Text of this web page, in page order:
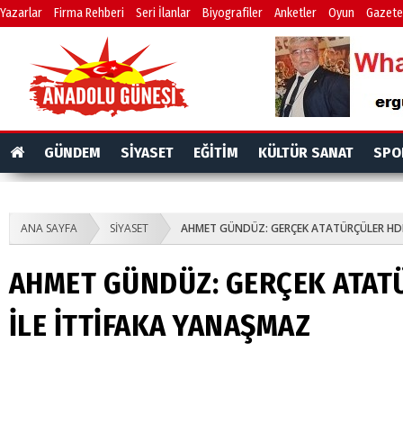
Yazarlar Firma Rehberi Seri İlanlar Biyografiler Anketler Oyun
GÜNDEM SİYASET EĞİTİM KÜLTÜR SANAT
ANA SAYFA SİYASET AHMET GÜNDÜZ: GERÇEK ATATÜRÇÜLER
AHMET GÜNDÜZ: GERÇEK
İLE İTTİFAKA YANAŞMAZ